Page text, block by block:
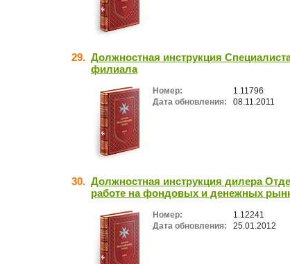
29. Должностная инструкция
филиала
Номер:
1.11796
Дата обновления:
08.11.2011
30. Должностная инструкция дилера
работе на фондовых и денежных
Номер:
1.12241
Дата обновления:
25.01.2012